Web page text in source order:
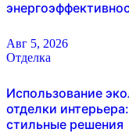
Авг 5, 2026
Отделка
Использование
отделки
стильные решения